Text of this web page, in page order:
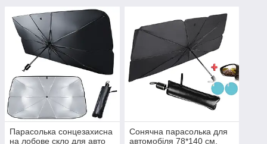
Парасолька сонцезахисна
на лобове скло для авто
Сонячна парасолька для
автомобіля 78*140 см,